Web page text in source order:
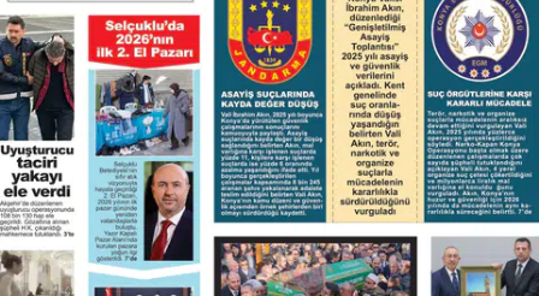
Çanakkale
Çankırı
Çorum
Denizli
Diyarbakır
Edirne